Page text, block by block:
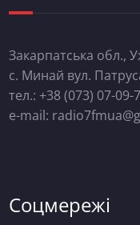
Закарпатська обл.,
с. Минай вул.
тел.: +38 (073) 07-09-
e-mail:
Соцмережі